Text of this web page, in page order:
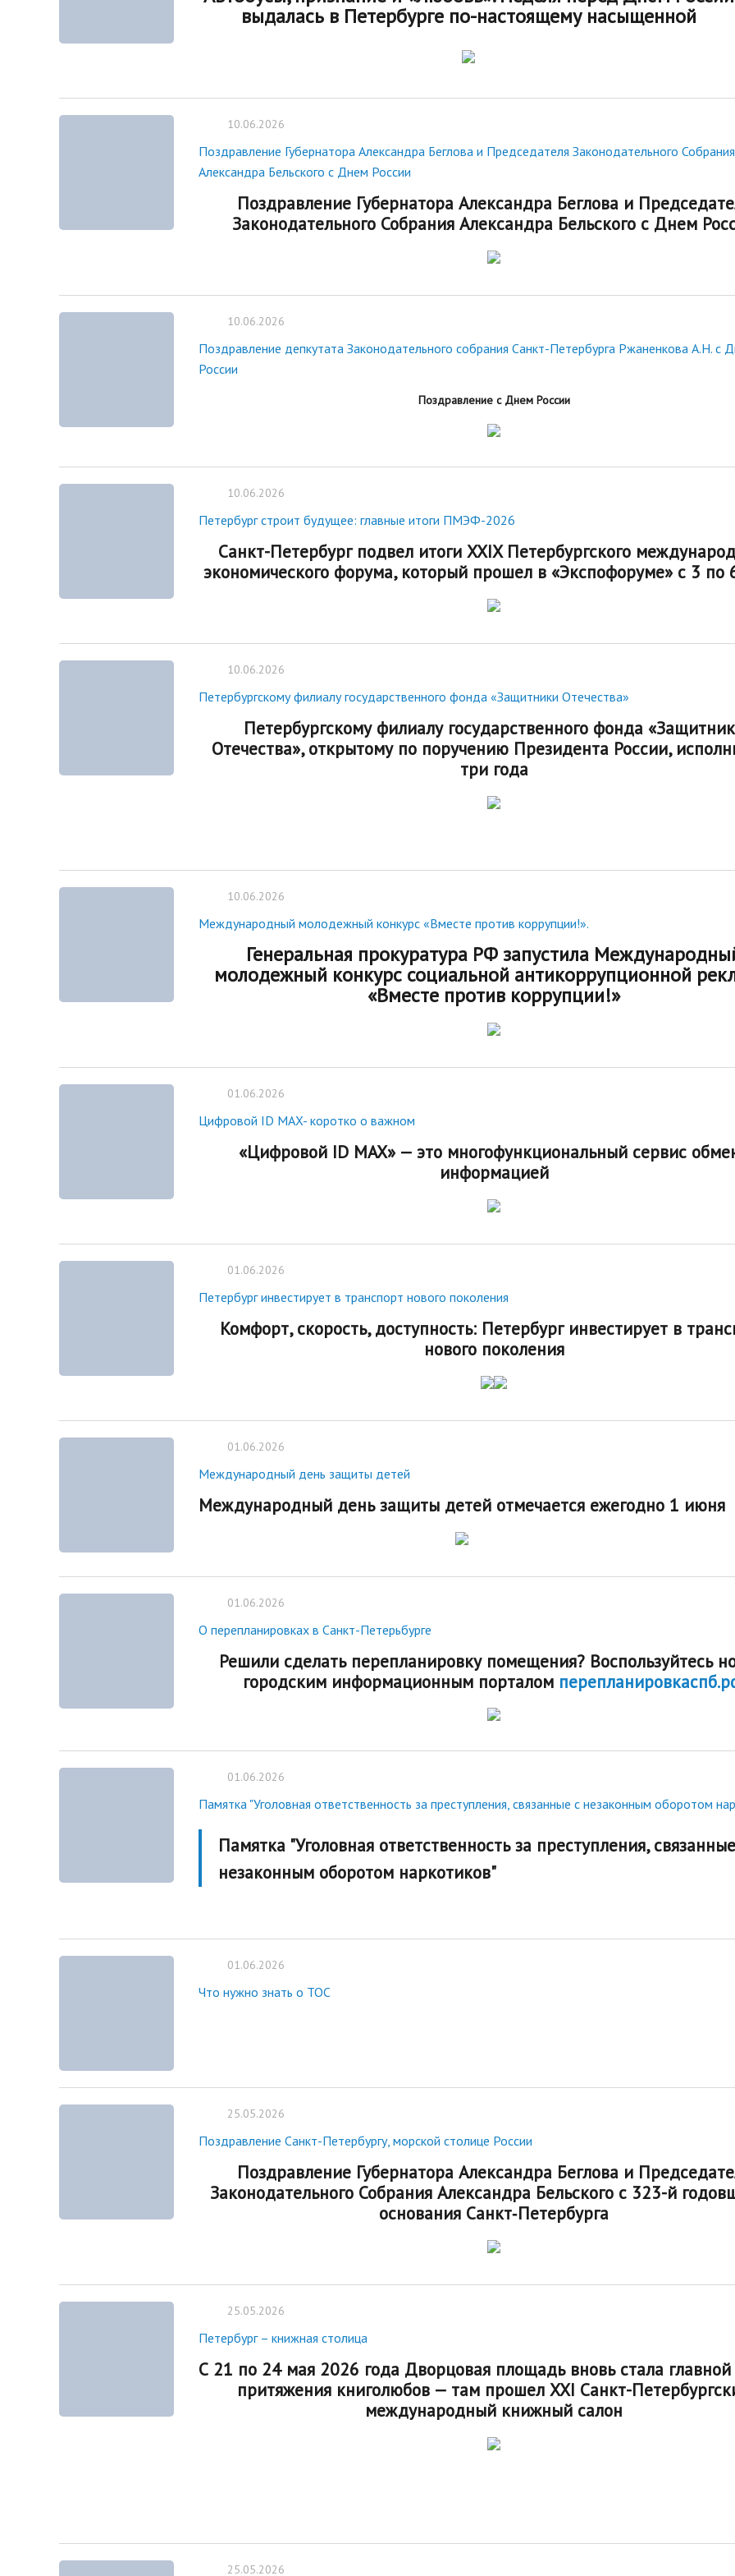
Благоустройство округа
Антикоррупционная деятельность
Сведения о выборах
нормативных правовых актов
Газета «Владимирский округ»
Отчеты
Подведомственные организации
Результаты проверок
Муниципальные программы
потребительский рынок
Информация для мигрантов
Профилактика правонарушений
2019 год
выдалась в Петербурге по-настоящему насыщенной
10.06.2026
Поздравление Губернатора Александра Беглова и Председателя Законодательного Собрания
Александра Бельского с Днем России
Поздравление Губернатора Александра Беглова и
Законодательного Собрания Александра Бельского с Днем
10.06.2026
Поздравление депкутата Законодательного собрания Санкт-Петербурга Ржаненкова А.Н. с
России
Поздравление с Днем России
10.06.2026
Петербург строит будущее: главные итоги ПМЭФ-2026
Санкт-Петербург подвел итоги XXIX Петербургского
экономического форума, который прошел в «Экспофоруме» с 3 по
10.06.2026
Петербургскому филиалу государственного фонда «Защитники Отечества»
Петербургскому филиалу государственного фонда
Отечества», открытому по поручению Президента России,
три года
10.06.2026
Международный молодежный конкурс «Вместе против коррупции!».
Генеральная прокуратура РФ запустила
молодежный конкурс социальной антикоррупционной
«Вместе против коррупции!»
01.06.2026
Цифровой ID MAX- коротко о важном
«Цифровой ID MAX» — это многофункциональный сервис
информацией
01.06.2026
Петербург инвестирует в транспорт нового поколения
Комфорт, скорость, доступность: Петербург инвестирует в
нового поколения
01.06.2026
Международный день защиты детей
Международный день защиты детей отмечается ежегодно 1 июня
01.06.2026
О перепланировках в Санкт-Петерьбурге
Решили сделать перепланировку помещения? Воспользуйтесь
городским информационным порталом
01.06.2026
Памятка "Уголовная ответственность за преступления, связанные с незаконным оборотом
Памятка "Уголовная ответственность за преступления,
незаконным оборотом наркотиков"
01.06.2026
Что нужно знать о ТОС
25.05.2026
Поздравление Санкт-Петербургу, морской столице России
Поздравление Губернатора Александра Беглова и
Законодательного Собрания Александра Бельского с 323-й
основания Санкт‑Петербурга
25.05.2026
Петербург – книжная столица
С 21 по 24 мая 2026 года Дворцовая площадь вновь стала главной
притяжения книголюбов — там прошел XXI Санкт-
международный книжный салон
25.05.2026